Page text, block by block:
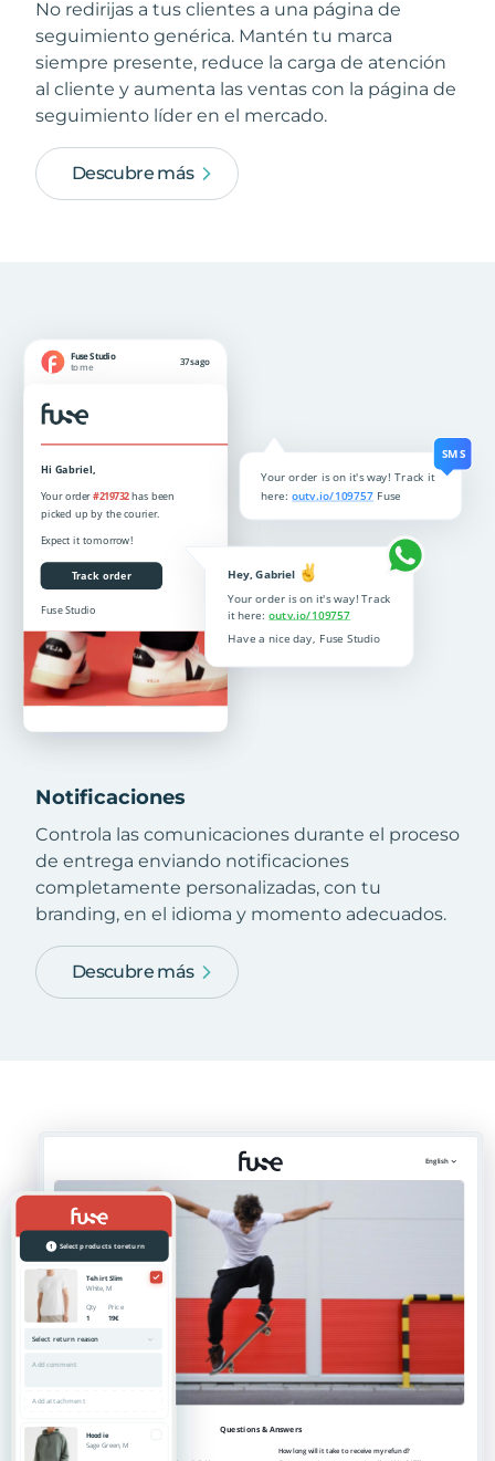
No redirijas a tus clientes a una página de
seguimiento genérica. Mantén tu marca
siempre presente, reduce la carga de atención
al cliente y aumenta las ventas con la página de
seguimiento líder en el mercado.
Descubre más
Notificaciones
Controla las comunicaciones durante el proceso
de entrega enviando notificaciones
completamente personalizadas, con tu
branding, en el idioma y momento adecuados.
Descubre más